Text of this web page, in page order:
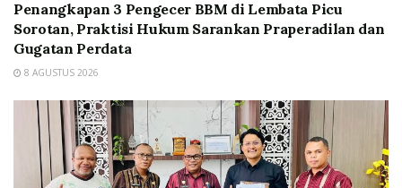
Penangkapan 3 Pengecer BBM di Lembata Picu
Sorotan, Praktisi Hukum Sarankan Praperadilan dan
Gugatan Perdata
8 AGUSTUS 2026